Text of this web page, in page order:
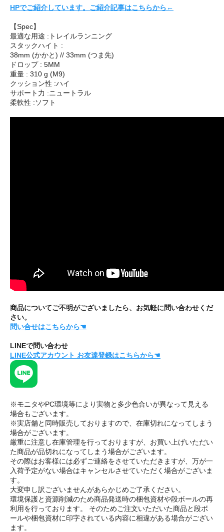
HPでご紹介しています。ご紹介記事はこちらから←
【Spec】
最適な用途 :トレイルランニング
スタックハイト :
38mm (かかと) // 33mm (つま先)
ドロップ : 5MM
重量 : 310 g (M9)
クッション性 :ハイ
サポート力 :ニュートラル
柔軟性 :ソフト
商品についてご不明がございましたら、お気軽に問い合わせくだ
さい。
問い合せはこちらから☚
LINEで問い合わせ
LINE公式アカウント お友達登録はこちらから☚
※モニタやPC環境等により実物と多少色合いが異なって見える
場合もございます。
※実店舗と同時販売しておりますので、在庫切れになってしまう
場合がございます。
厳重に注意し在庫管理を行っておりますが、お買い上げいただい
た商品が品切れになってしまう場合がございます。
その際はお客様には必ずご連絡をさせていただきますが、万が一
入荷予定がない場合はキャンセルさせていただく場合がございま
す。
大変申し訳ございませんがあらかじめご了承ください。
環境保護と資源削減のため商品発送時の梱包資材や段ボールの再
利用を行っております。 そのためご注文いただいた商品と段ボ
ールや梱包資材に印字されている内容に相違がある場合がござい
ます。